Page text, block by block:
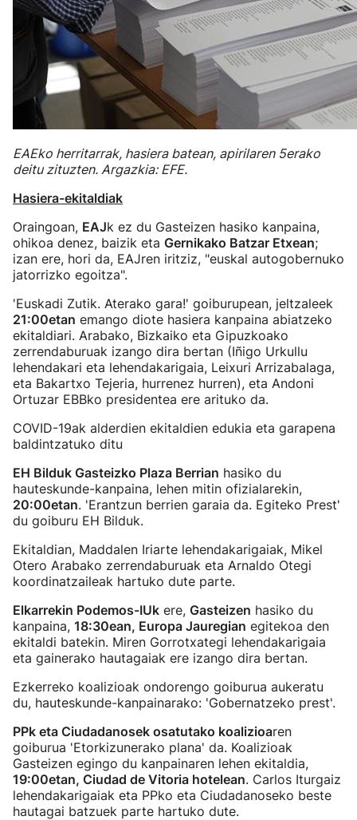
EAEko herritarrak, hasiera batean, apirilaren 5erako
deitu zituzten. Argazkia: EFE.
Hasiera-ekitaldiak
Oraingoan, EAJk ez du Gasteizen hasiko kanpaina,
ohikoa denez, baizik eta Gernikako Batzar Etxean;
izan ere, hori da, EAJren iritziz, "euskal autogobernuko
jatorrizko egoitza".
'Euskadi Zutik. Aterako gara!' goiburupean, jeltzaleek
21:00etan emango diote hasiera kanpaina abiatzeko
ekitaldiari. Arabako, Bizkaiko eta Gipuzkoako
zerrendaburuak izango dira bertan (Iñigo Urkullu
lehendakari eta lehendakarigaia, Leixuri Arrizabalaga,
eta Bakartxo Tejeria, hurrenez hurren), eta Andoni
Ortuzar EBBko presidentea ere arituko da.
COVID-19ak alderdien ekitaldien edukia eta garapena
baldintzatuko ditu
EH Bilduk Gasteizko Plaza Berrian hasiko du
hauteskunde-kanpaina, lehen mitin ofizialarekin,
20:00etan. 'Erantzun berrien garaia da. Egiteko Prest'
du goiburu EH Bilduk.
Ekitaldian, Maddalen Iriarte lehendakarigaiak, Mikel
Otero Arabako zerrendaburuak eta Arnaldo Otegi
koordinatzaileak hartuko dute parte.
Elkarrekin Podemos-IUk ere, Gasteizen hasiko du
kanpaina, 18:30ean, Europa Jauregian egitekoa den
ekitaldi batekin. Miren Gorrotxategi lehendakarigaia
eta gainerako hautagaiak ere izango dira bertan.
Ezkerreko koalizioak ondorengo goiburua aukeratu
du, hauteskunde-kanpainarako: 'Gobernatzeko prest'.
PPk eta Ciudadanosek osatutako koalizioaren
goiburua 'Etorkizunerako plana' da. Koalizioak
Gasteizen egingo du kanpainaren lehen ekitaldia,
19:00etan, Ciudad de Vitoria hotelean. Carlos Iturgaiz
lehendakarigaiak eta PPko eta Ciudadanoseko beste
hautagai batzuek parte hartuko dute.